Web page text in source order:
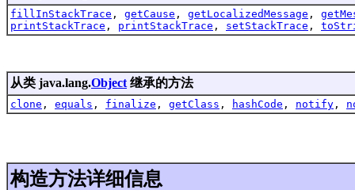
fillInStackTrace , getCause , getLocalizedMessage ,
printStackTrace , printStackTrace , setStackTrace ,
从类 java.lang.Object 继承的方法
clone , equals , finalize , getClass , hashCode , notify ,
构造方法详细信息